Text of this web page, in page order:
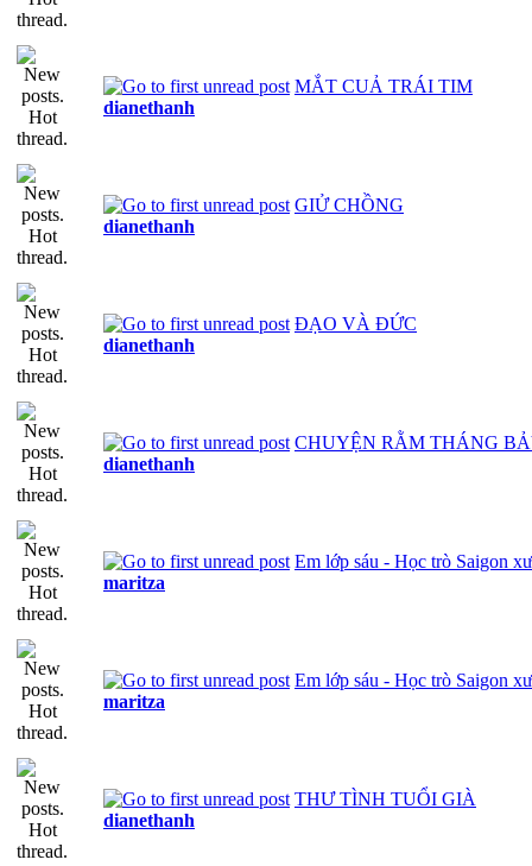
MẮT CUẢ TRÁI TIM
dianethanh
GIỬ CHỒNG
dianethanh
ĐẠO VÀ ĐỨC
dianethanh
CHUYỆN RẰM THÁNG
dianethanh
Em lớp sáu - Học trò Saigon
maritza
Em lớp sáu - Học trò Saigon
maritza
THƯ TÌNH TUỔI GIÀ
dianethanh